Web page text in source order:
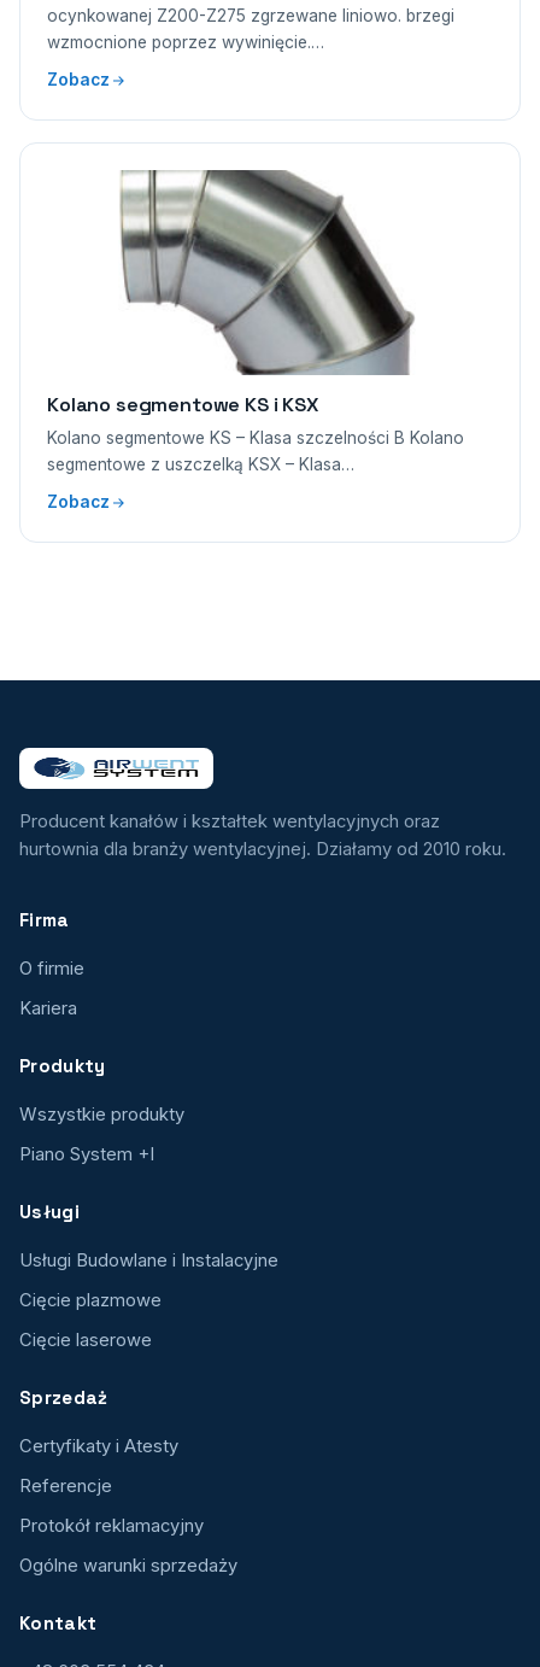
ocynkowanej Z200-Z275 zgrzewane liniowo. brzegi
wzmocnione poprzez wywinięcie.…
Zobacz
Kolano segmentowe KS i KSX
Kolano segmentowe KS – Klasa szczelności B Kolano
segmentowe z uszczelką KSX – Klasa…
Zobacz
Producent kanałów i kształtek wentylacyjnych oraz
hurtownia dla branży wentylacyjnej. Działamy od 2010 roku.
Firma
O firmie
Kariera
Produkty
Wszystkie produkty
Piano System +I
Usługi
Usługi Budowlane i Instalacyjne
Cięcie plazmowe
Cięcie laserowe
Sprzedaż
Certyfikaty i Atesty
Referencje
Protokół reklamacyjny
Ogólne warunki sprzedaży
Kontakt